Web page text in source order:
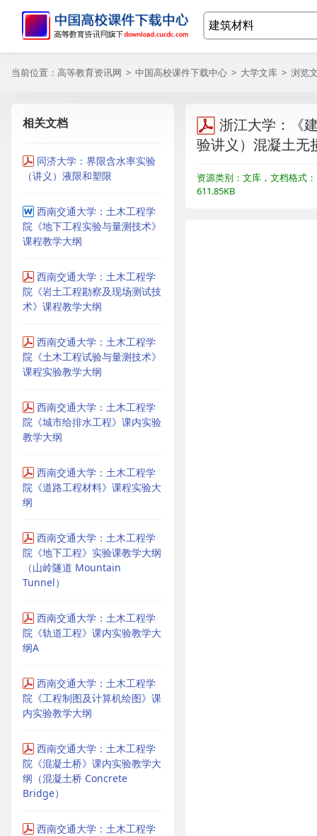
当前位置： 高等教育资讯网 > 中国高校课件下载中心 > 大学文库 > 浏览
相关文档
同济大学：界限含水率实验
（讲义）液限和塑限
西南交通大学：土木工程学
院《地下工程实验与量测技术》
课程教学大纲
西南交通大学：土木工程学
院《岩土工程勘察及现场测试技
术》课程教学大纲
西南交通大学：土木工程学
院《土木工程试验与量测技术》
课程实验教学大纲
西南交通大学：土木工程学
院《城市给排水工程》课内实验
教学大纲
西南交通大学：土木工程学
院《道路工程材料》课程实验大
纲
西南交通大学：土木工程学
院《地下工程》实验课教学大纲
（山岭隧道 Mountain
Tunnel）
西南交通大学：土木工程学
院《轨道工程》课内实验教学大
纲A
西南交通大学：土木工程学
院《工程制图及计算机绘图》课
内实验教学大纲
西南交通大学：土木工程学
院《混凝土桥》课内实验教学大
纲（混凝土桥 Concrete
Bridge）
西南交通大学：土木工程学
浙江大学：《
验讲义）混凝土无
资源类别：文库，文档格式
611.85KB